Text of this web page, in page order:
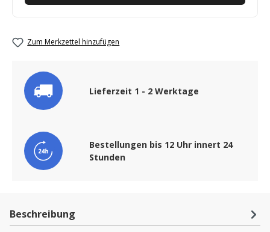
Zum Merkzettel hinzufügen
Lieferzeit 1 - 2 Werktage
Bestellungen bis 12 Uhr innert 24
Stunden
Beschreibung